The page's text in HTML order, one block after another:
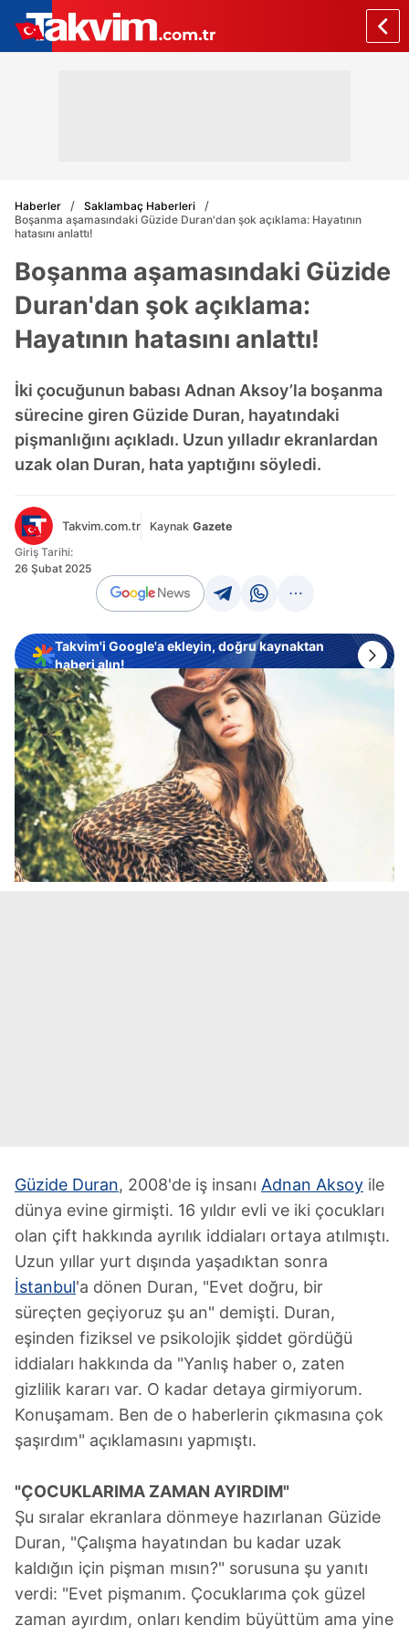
Haberler
Saklambaç Haberleri
Boşanma aşamasındaki Güzide Duran'dan şok açıklama: Hayatının
hatasını anlattı!
Boşanma aşamasındaki Güzide
Duran'dan şok açıklama:
Hayatının hatasını anlattı!
İki çocuğunun babası Adnan Aksoy’la boşanma
sürecine giren Güzide Duran, hayatındaki
pişmanlığını açıkladı. Uzun yılladır ekranlardan
uzak olan Duran, hata yaptığını söyledi.
Takvim.com.tr Kaynak Gazete
Giriş Tarihi:
26 Şubat 2025
Takvim'i Google'a ekleyin, doğru kaynaktan
haberi alın!
Güzide Duran, 2008'de iş insanı Adnan Aksoy ile
dünya evine girmişti. 16 yıldır evli ve iki çocukları
olan çift hakkında ayrılık iddiaları ortaya atılmıştı.
Uzun yıllar yurt dışında yaşadıktan sonra
İstanbul'a dönen Duran, "Evet doğru, bir
süreçten geçiyoruz şu an" demişti. Duran,
eşinden fiziksel ve psikolojik şiddet gördüğü
iddiaları hakkında da "Yanlış haber o, zaten
gizlilik kararı var. O kadar detaya girmiyorum.
Konuşamam. Ben de o haberlerin çıkmasına çok
şaşırdım" açıklamasını yapmıştı.
"ÇOCUKLARIMA ZAMAN AYIRDIM"
Şu sıralar ekranlara dönmeye hazırlanan Güzide
Duran, "Çalışma hayatından bu kadar uzak
kaldığın için pişman mısın?" sorusuna şu yanıtı
verdi: "Evet pişmanım. Çocuklarıma çok güzel
zaman ayırdım, onları kendim büyüttüm ama yine